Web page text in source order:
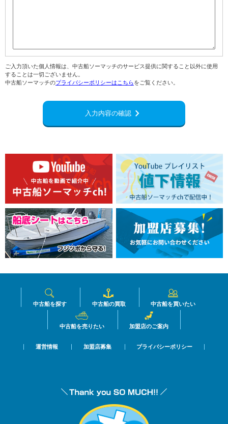
ご入力頂いた個人情報は、中古船ソーマッチのサービス提供に関すること以外に使用
することは一切ございません。
中古船ソーマッチのプライバシーポリシーはこちらをご覧ください。
入力内容の確認navigate_next
中古船を探す 中古船の買取 中古船を買いたい
中古船を売りたい 加盟店のご案内
運営情報 加盟店募集 プライバシーポリシー